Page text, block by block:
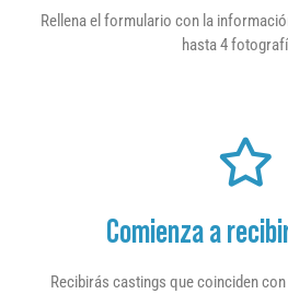
Rellena el formulario con la
hasta 4
Comienza a
Recibirás castings que coinciden